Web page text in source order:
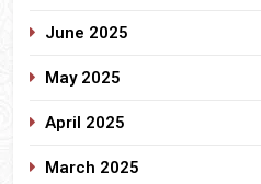
June 2025
May 2025
April 2025
March 2025